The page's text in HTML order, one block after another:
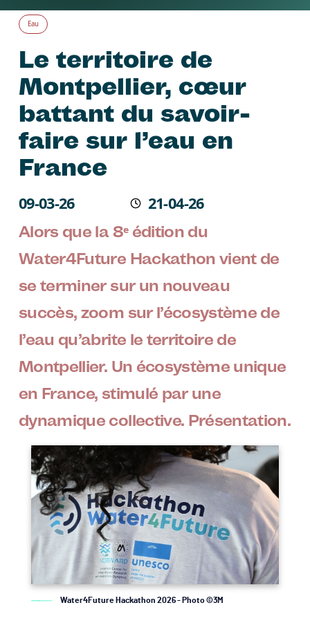
Eau
Le territoire de
Montpellier, cœur
battant du savoir-
faire sur l’eau en
France
Écrit le
09-03-26 Modifié
21-04-26
Alors que la 8ᵉ édition du
Water4Future Hackathon vient de
se terminer sur un nouveau
succès, zoom sur l’écosystème de
l’eau qu’abrite le territoire de
Montpellier. Un écosystème unique
en France, stimulé par une
dynamique collective. Présentation.
Image
Water4Future Hackathon 2026 - Photo ©3M